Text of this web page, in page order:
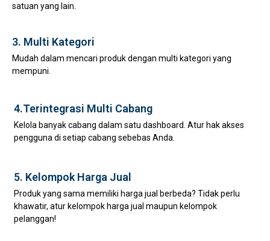
satuan yang lain.
3. Multi Kategori
Mudah dalam mencari produk dengan multi kategori yang
mempuni.
4.Terintegrasi Multi Cabang
Kelola banyak cabang dalam satu dashboard. Atur hak akses
pengguna di setiap cabang sebebas Anda.
5. Kelompok Harga Jual
Produk yang sama memiliki harga jual berbeda? Tidak perlu
khawatir, atur kelompok harga jual maupun kelompok
pelanggan!